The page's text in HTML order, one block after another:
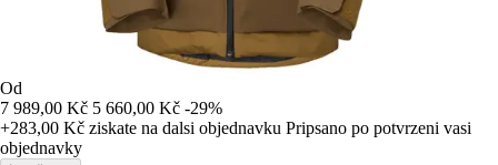
Od
7 989,00 Kč 5 660,00 Kč -29%
+283,00 Kč ziskate na dalsi objednavku Pripsano po potvrzeni vasi
objednavky